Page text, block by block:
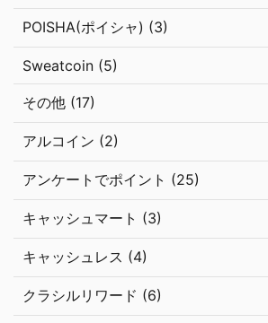
POISHA(ポイシャ) (3)
Sweatcoin (5)
その他 (17)
アルコイン (2)
アンケートでポイント (25)
キャッシュマート (3)
キャッシュレス (4)
クラシルリワード (6)